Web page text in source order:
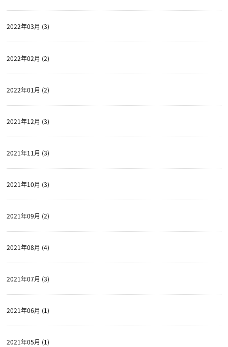
2022年03月 (3)
2022年02月 (2)
2022年01月 (2)
2021年12月 (3)
2021年11月 (3)
2021年10月 (3)
2021年09月 (2)
2021年08月 (4)
2021年07月 (3)
2021年06月 (1)
2021年05月 (1)